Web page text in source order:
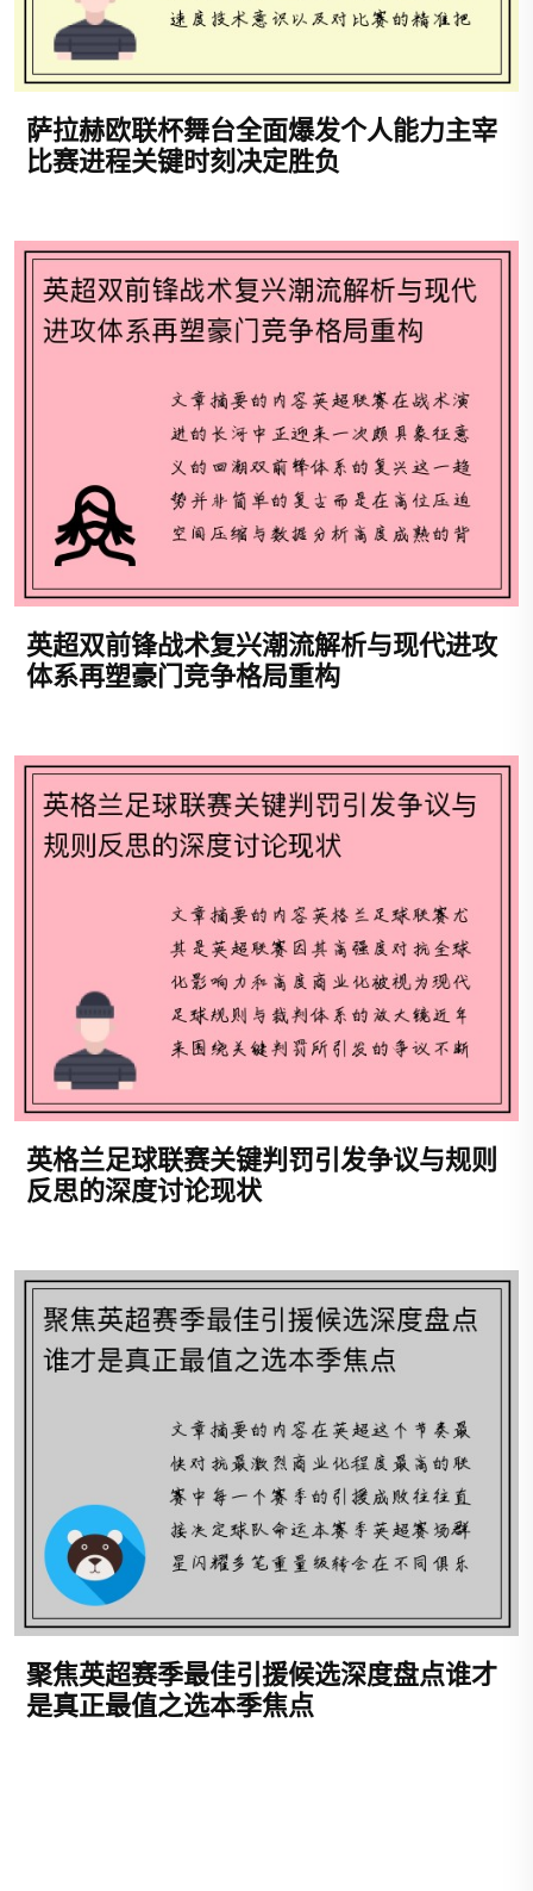
萨拉赫欧联杯舞台全面爆发个人能力主宰
比赛进程关键时刻决定胜负
英超双前锋战术复兴潮流解析与现代进攻
体系再塑豪门竞争格局重构
英格兰足球联赛关键判罚引发争议与规则
反思的深度讨论现状
聚焦英超赛季最佳引援候选深度盘点谁才
是真正最值之选本季焦点